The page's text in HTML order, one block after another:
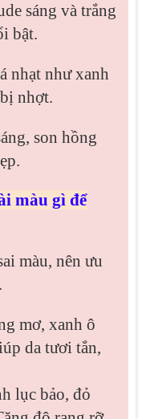
sáng và trắng
bật.
nhạt như xanh
nhợt.
son hồng
màu gì để
màu, nên ưu
mơ, xanh ô
da tươi tắn,
lục bảo, đỏ